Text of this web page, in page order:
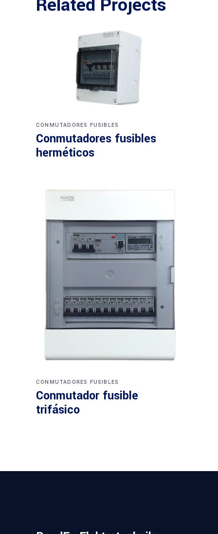
Conmutadores fusibles
herméticos
CONMUTADORES FUSIBLES
Conmutador fusible
trifásico
CONMUTADORES FUSIBLES